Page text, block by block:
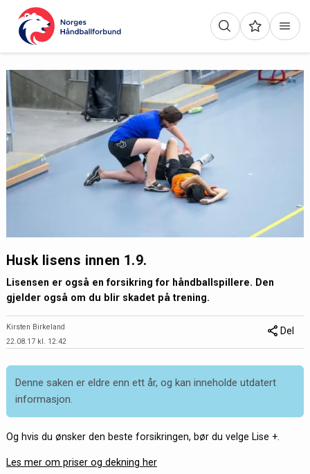
Husk lisens innen 1.9.
Lisensen er også en forsikring for håndballspillere. Den
gjelder også om du blir skadet på trening.
Kirsten Birkeland
22.08.17 kl. 12:42
Del
Denne saken er eldre enn ett år, og kan inneholde utdatert
informasjon.
Og hvis du ønsker den beste forsikringen, bør du velge Lise +.
Les mer om priser og dekning her